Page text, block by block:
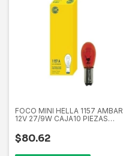
FOCO MINI HELLA 1157 AMBAR
12V 27/9W CAJA10 PIEZAS
$80.62